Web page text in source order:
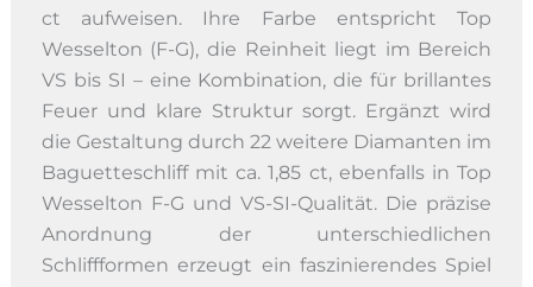
ct aufweisen. Ihre Farbe entspricht Top
Wesselton (F-G), die Reinheit liegt im Bereich
VS bis SI – eine Kombination, die für brillantes
Feuer und klare Struktur sorgt. Ergänzt wird
die Gestaltung durch 22 weitere Diamanten im
Baguetteschliff mit ca. 1,85 ct, ebenfalls in Top
Wesselton F-G und VS-SI-Qualität. Die präzise
Anordnung der unterschiedlichen
Schliffformen erzeugt ein faszinierendes Spiel